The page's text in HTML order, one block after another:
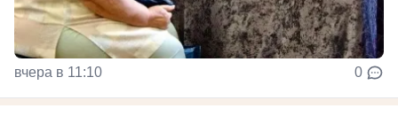
вчера в 11:10 0